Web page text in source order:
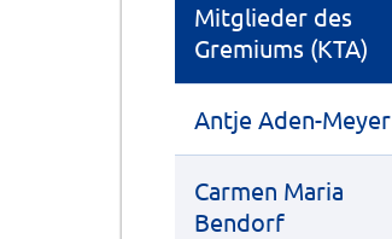
Mitglieder des
Gremiums (KTA)
Antje Aden-Meyer
Carmen Maria
Bendorf